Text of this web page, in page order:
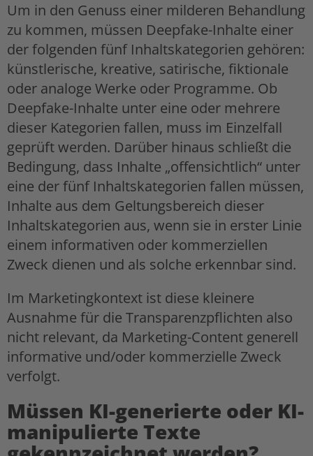
Um in den Genuss einer milderen Behandlung
zu kommen, müssen Deepfake-Inhalte einer
der folgenden fünf Inhaltskategorien gehören:
künstlerische, kreative, satirische, fiktionale
oder analoge Werke oder Programme. Ob
Deepfake-Inhalte unter eine oder mehrere
dieser Kategorien fallen, muss im Einzelfall
geprüft werden. Darüber hinaus schließt die
Bedingung, dass Inhalte „offensichtlich“ unter
eine der fünf Inhaltskategorien fallen müssen,
Inhalte aus dem Geltungsbereich dieser
Inhaltskategorien aus, wenn sie in erster Linie
einem informativen oder kommerziellen
Zweck dienen und als solche erkennbar sind.
Im Marketingkontext ist diese kleinere
Ausnahme für die Transparenzpflichten also
nicht relevant, da Marketing-Content generell
informative und/oder kommerzielle Zweck
verfolgt.
Müssen KI-generierte oder KI-
manipulierte Texte